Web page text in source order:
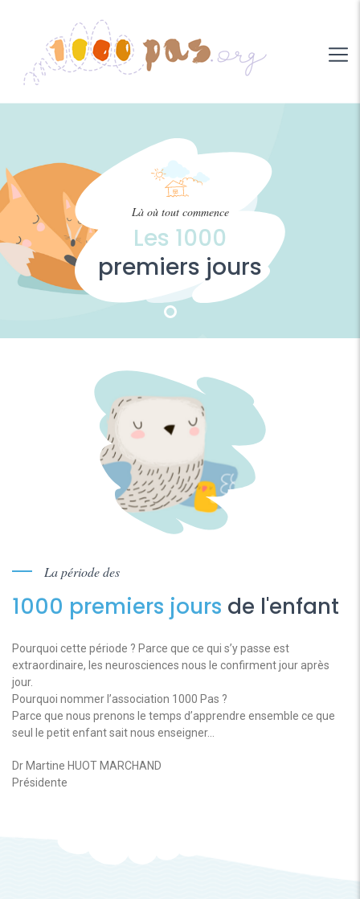
Là où tout commence
Les 1000
premiers jours
La période des
1000 premiers jours de l'enfant
Pourquoi cette période ? Parce que ce qui s’y passe est
extraordinaire, les neurosciences nous le confirment jour après
jour.
Pourquoi nommer l’association 1000 Pas ?
Parce que nous prenons le temps d’apprendre ensemble ce que
seul le petit enfant sait nous enseigner…
Dr Martine HUOT MARCHAND
Présidente